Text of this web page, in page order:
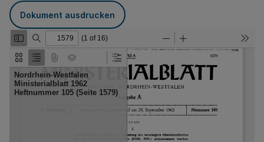
Dokument ausdrucken